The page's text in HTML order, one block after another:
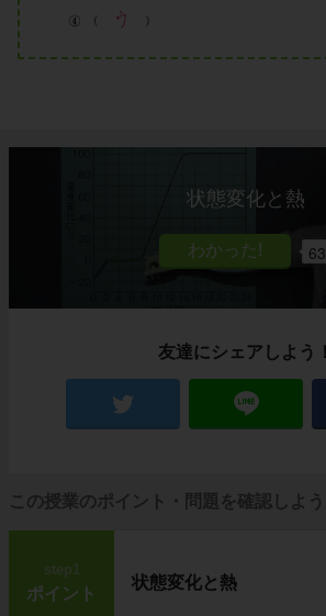
状態変化と熱
63
友達にシェアしよう！
この授業のポイント・問題を確認しよう
step1
ポイント
状態変化と熱